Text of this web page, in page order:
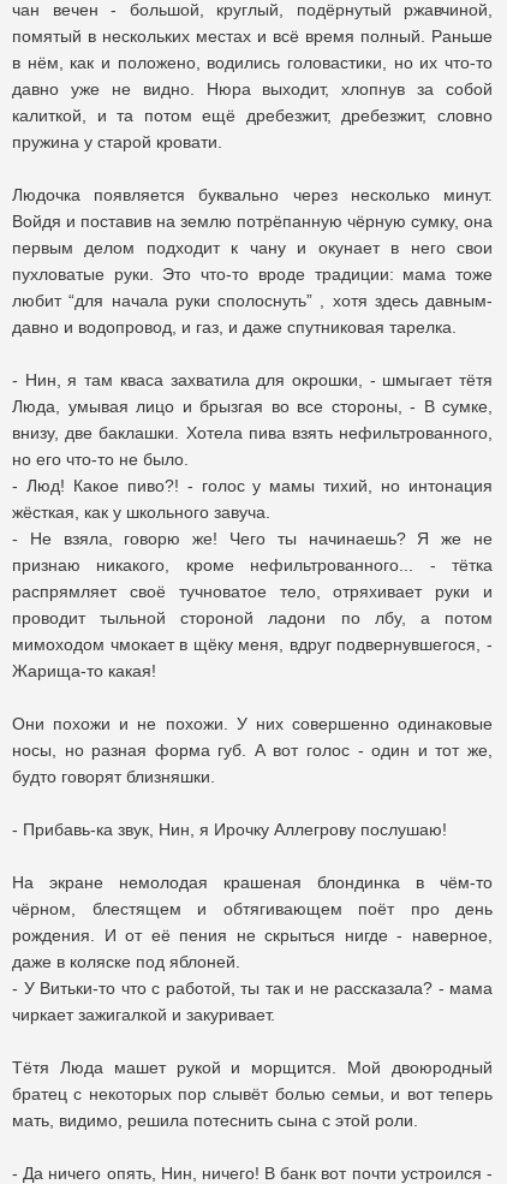
чан вечен - большой, круглый, подёрнутый ржавчиной,
помятый в нескольких местах и всё время полный. Раньше
в нём, как и положено, водились головастики, но их что-то
давно уже не видно. Нюра выходит, хлопнув за собой
калиткой, и та потом ещё дребезжит, дребезжит, словно
пружина у старой кровати.
Людочка появляется буквально через несколько минут.
Войдя и поставив на землю потрёпанную чёрную сумку, она
первым делом подходит к чану и окунает в него свои
пухловатые руки. Это что-то вроде традиции: мама тоже
любит “для начала руки сполоснуть” , хотя здесь давным-
давно и водопровод, и газ, и даже спутниковая тарелка.
- Нин, я там кваса захватила для окрошки, - шмыгает тётя
Люда, умывая лицо и брызгая во все стороны, - В сумке,
внизу, две баклашки. Хотела пива взять нефильтрованного,
но его что-то не было.
- Люд! Какое пиво?! - голос у мамы тихий, но интонация
жёсткая, как у школьного завуча.
- Не взяла, говорю же! Чего ты начинаешь? Я же не
признаю никакого, кроме нефильтрованного... - тётка
распрямляет своё тучноватое тело, отряхивает руки и
проводит тыльной стороной ладони по лбу, а потом
мимоходом чмокает в щёку меня, вдруг подвернувшегося, -
Жарища-то какая!
Они похожи и не похожи. У них совершенно одинаковые
носы, но разная форма губ. А вот голос - один и тот же,
будто говорят близняшки.
- Прибавь-ка звук, Нин, я Ирочку Аллегрову послушаю!
На экране немолодая крашеная блондинка в чём-то
чёрном, блестящем и обтягивающем поёт про день
рождения. И от её пения не скрыться нигде - наверное,
даже в коляске под яблоней.
- У Витьки-то что с работой, ты так и не рассказала? - мама
чиркает зажигалкой и закуривает.
Тётя Люда машет рукой и морщится. Мой двоюродный
братец с некоторых пор слывёт болью семьи, и вот теперь
мать, видимо, решила потеснить сына с этой роли.
- Да ничего опять, Нин, ничего! В банк вот почти устроился -